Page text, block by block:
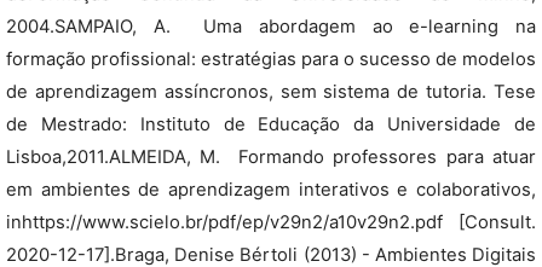
2004.SAMPAIO, A.  Uma abordagem ao e-learning na
formação profissional: estratégias para o sucesso de modelos
de aprendizagem assíncronos, sem sistema de tutoria. Tese
de Mestrado: Instituto de Educação da Universidade de
Lisboa,2011.ALMEIDA, M.  Formando professores para atuar
em ambientes de aprendizagem interativos e colaborativos,
inhttps://www.scielo.br/pdf/ep/v29n2/a10v29n2.pdf [Consult.
2020-12-17].Braga, Denise Bértoli (2013) - Ambientes Digitais